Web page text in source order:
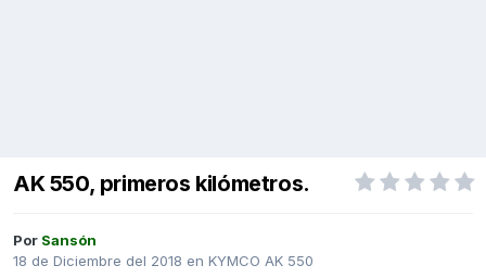
AK 550, primeros kilómetros.
Por Sansón
18 de Diciembre del 2018 en KYMCO AK 550